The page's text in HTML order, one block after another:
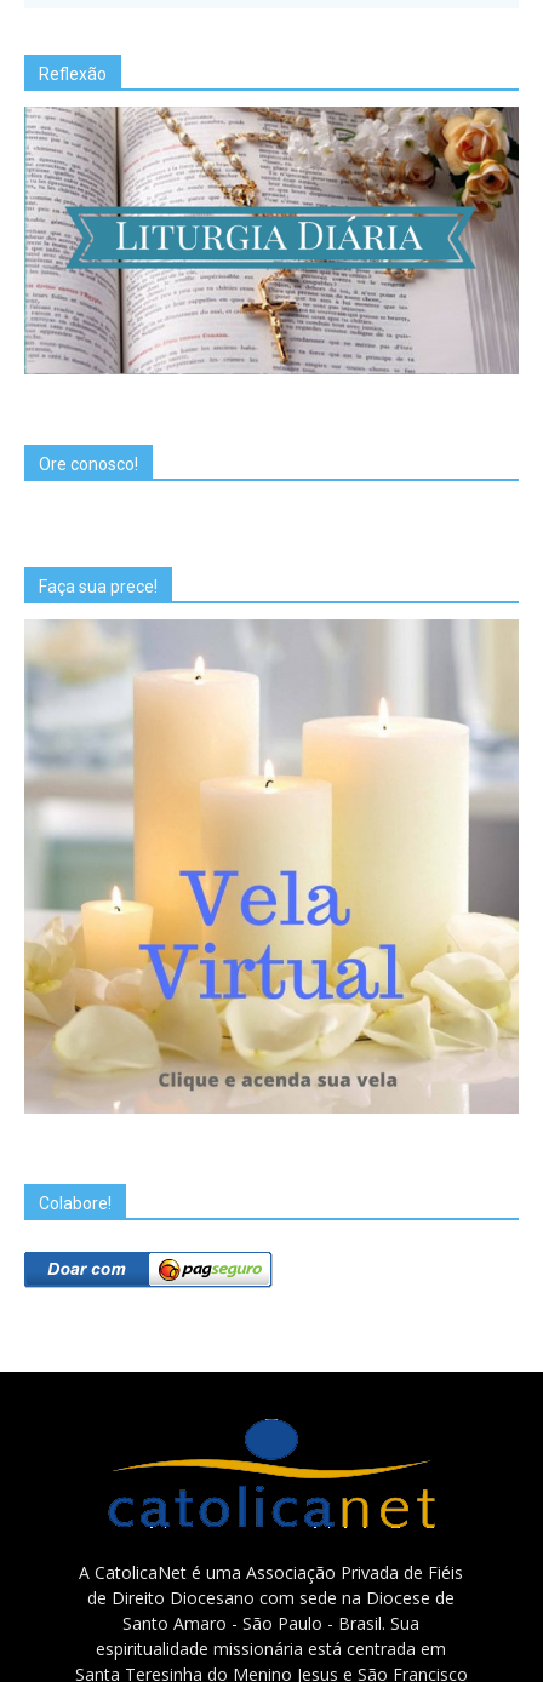
Reflexão
Ore conosco!
Faça sua prece!
Colabore!
A CatolicaNet é uma Associação Privada de Fiéis
de Direito Diocesano com sede na Diocese de
Santo Amaro - São Paulo - Brasil. Sua
espiritualidade missionária está centrada em
Santa Teresinha do Menino Jesus e São Francisco